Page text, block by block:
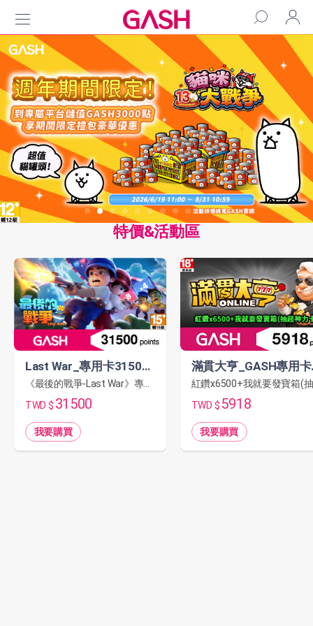
特價&活動區
Last War_專用卡31500點
《最後的戰爭-Last War》專用點數卡，可用於《最後的戰爭-Last War》儲值中心購買對應面額之金磚或指定遊戲商品。
TWD $ 31500
我要購買
滿貫
TWD $ 5918
我要購買